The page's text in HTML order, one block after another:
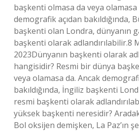
başkenti olmasa da veya olamasa
demografik açıdan bakıldığında,
başkenti olan Londra, dünyanın
başkenti olarak adlandırılabilir.8
2023Dünyanın başkenti olarak
hangisidir? Resmi bir dünya
veya olamasa da. Ancak
bakıldığında, İngiliz başkenti
resmi başkenti olarak
yüksek başkenti neresidir?
Bol oksijen demişken, La Paz’ın